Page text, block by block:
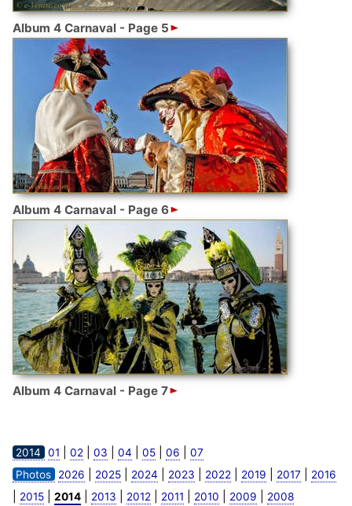
Album 4 Carnaval - Page 5
Album 4 Carnaval - Page 6
Album 4 Carnaval - Page 7
2014 01 02 03 04 05| 06
07
Photos
2026 2025| 2024 2023 2022 2019 2017 2016
2015| 2014| 2013 2012 2011 2010 2009 2008